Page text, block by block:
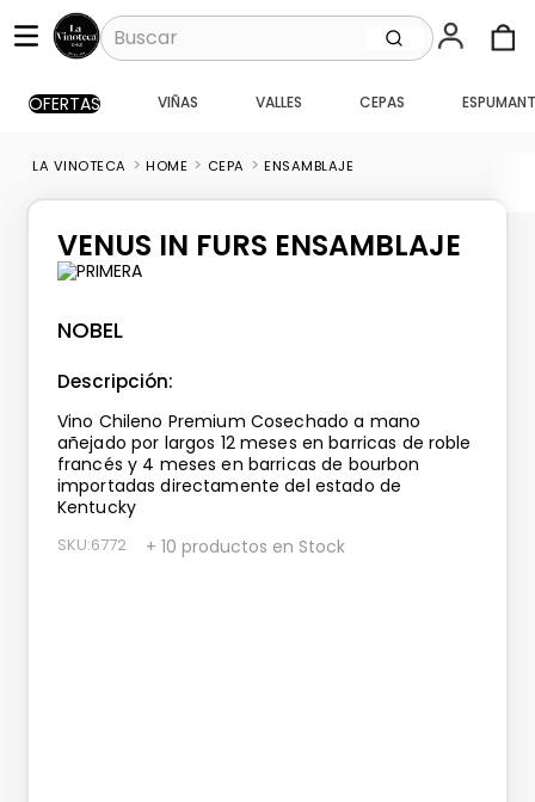
Buscar
OFERTAS VIÑAS VALLES CEPAS
HOME CEPA ENSAMBLAJE
NOBEL
Descripción:
Vino Chileno Premium Cosechado a mano
añejado por largos 12 meses en barricas de roble
francés y 4 meses en barricas de bourbon
importadas directamente del estado de
Kentucky
SKU:6772 + 10 productos en Stock
VENUS IN FURS ENSAMBLAJE
TÉRMINOS MÁS BUSCADOS
carmenere
pisco
montes
bouchon
. reserva